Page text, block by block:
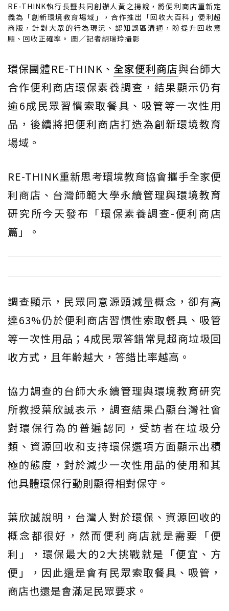
RE-THINK執行長暨共同創辦人黃之揚說，將便利商店重新定
義為「創新環境教育場域」，合作推出「回收大百科」便利超
商版，針對大眾的行為現況、認知誤區溝通，盼提升回收意
願、回收正確率。 圖／記者胡瑞玲攝影
環保團體RE-THINK、 全家便利商店與台師大
合作便利商店環保素養調查，結果顯示仍有
逾6成民眾習慣索取餐具、吸管等一次性用
品，後續將把便利商店打造為創新環境教育
場域。
RE-THINK重新思考環境教育協會攜手全家便
利商店、台灣師範大學永續管理與環境教育
研究所今天發布「環保素養調查-便利商店
篇」。
調查顯示，民眾同意源頭減量概念，卻有高
達63%仍於便利商店習慣性索取餐具、吸管
等一次性用品；4成民眾答錯常見超商垃圾回
收方式，且年齡越大，答錯比率越高。
協力調查的台師大永續管理與環境教育研究
所教授葉欣誠表示，調查結果凸顯台灣社會
對環保行為的普遍認同，受訪者在垃圾分
類、資源回收和支持環保選項方面顯示出積
極的態度，對於減少一次性用品的使用和其
他具體環保行動則顯得相對保守。
葉欣誠說明，台灣人對於環保、資源回收的
概念都很好，然而便利商店就是需要「便
利」，環保最大的2大挑戰就是「便宜、方
便」，因此還是會有民眾索取餐具、吸管，
商店也還是會滿足民眾要求。